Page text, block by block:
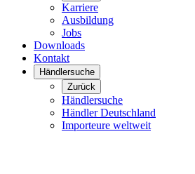
Karriere
Ausbildung
Jobs
Downloads
Kontakt
Händlersuche
Zurück
Händlersuche
Händler Deutschland
Importeure weltweit